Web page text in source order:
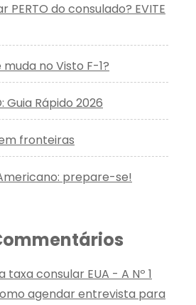
PERTO do consulado? EVITE
muda no Visto F-1?
Guia Rápido 2026
fronteiras
prepare-se!
consular EUA - A Nº 1
agendar entrevista para